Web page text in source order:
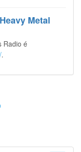
Metal
Radio é
.